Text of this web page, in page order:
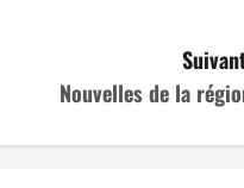
Nouvelles de la